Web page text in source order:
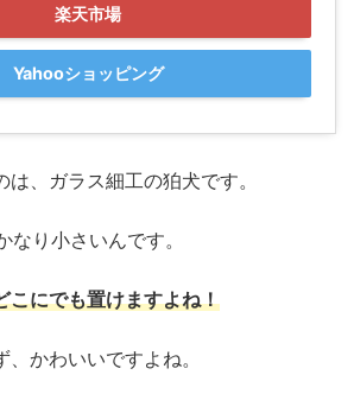
楽天市場
Yahooショッピング
、ガラス細工の狛犬です。
り小さいんです。
こにでも置けますよね！
かわいいですよね。